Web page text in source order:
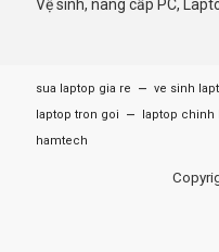
Vệ sinh, nâng cấp PC,
sua laptop gia re – ve sinh
laptop tron goi
– laptop chinh
hamtech